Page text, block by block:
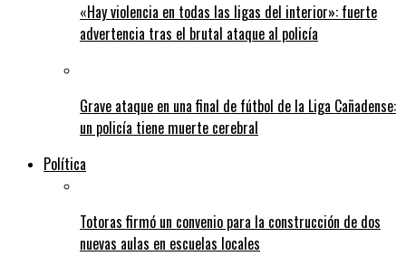
«Hay violencia en todas las ligas del interior»: fuerte
advertencia tras el brutal ataque al policía
Grave ataque en una final de fútbol de la Liga Cañadense:
un policía tiene muerte cerebral
Política
Totoras firmó un convenio para la construcción de dos
nuevas aulas en escuelas locales